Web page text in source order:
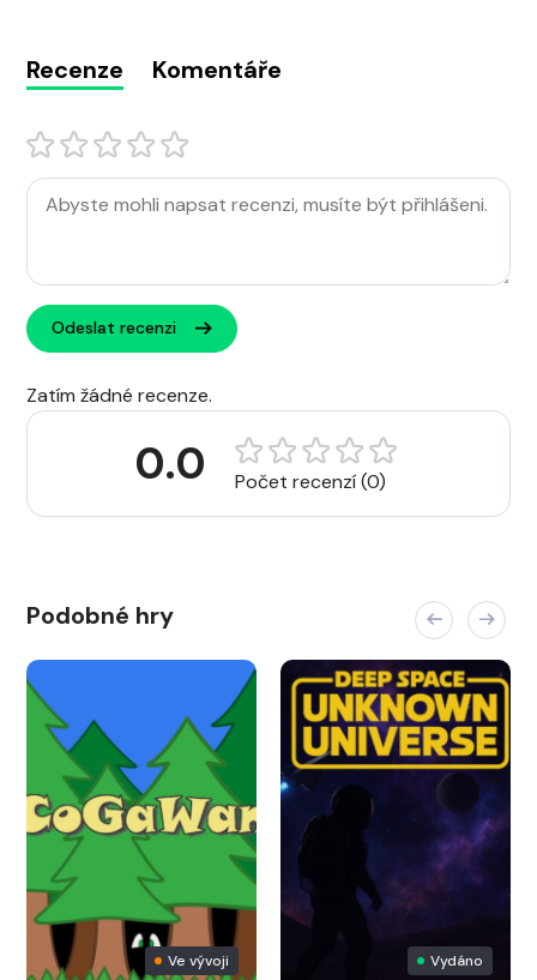
Recenze Komentáře
Odeslat recenzi
Zatím žádné recenze.
0.0 Počet recenzí (0)
Podobné hry
Ve vývoji Vydáno